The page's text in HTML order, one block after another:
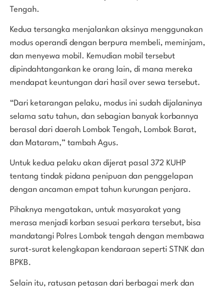
Tengah.
Kedua tersangka menjalankan aksinya menggunakan
modus operandi dengan berpura membeli, meminjam,
dan menyewa mobil. Kemudian mobil tersebut
dipindahtangankan ke orang lain, di mana mereka
mendapat keuntungan dari hasil over sewa tersebut.
“Dari ketarangan pelaku, modus ini sudah dijalaninya
selama satu tahun, dan sebagian banyak korbannya
berasal dari daerah Lombok Tengah, Lombok Barat,
dan Mataram,” tambah Agus.
Untuk kedua pelaku akan dijerat pasal 372 KUHP
tentang tindak pidana penipuan dan penggelapan
dengan ancaman empat tahun kurungan penjara.
Pihaknya mengatakan, untuk masyarakat yang
merasa menjadi korban sesuai perkara tersebut, bisa
mandatangi Polres Lombok tengah dengan membawa
surat-surat kelengkapan kendaraan seperti STNK dan
BPKB.
Selain itu, ratusan petasan dari berbagai merk dan